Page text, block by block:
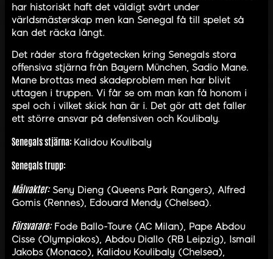
har historiskt haft det väldigt svårt under
världsmästerskap men kan Senegal få till spelet så
kan det räcka långt.
Det råder stora frågetecken kring Senegals stora
offensiva stjärna från Bayern München, Sadio Mane.
Mane brottas med skadeproblem men har blivit
uttagen i truppen. Vi får se om man kan få honom i
spel och i vilket skick han är i. Det gör att det faller
ett större ansvar på defensiven och Koulibaly.
Senegals stjärna: Kalidou Koulibaly
Senegals trupp:
Målvakter:Seny Dieng (Queens Park Rangers), Alfred
Gomis (Rennes), Edouard Mendy (Chelsea).
Försvarare:Fode Ballo-Toure (AC Milan), Pape Abdou
Cisse (Olympiakos), Abdou Diallo (RB Leipzig), Ismail
Jakobs (Monaco), Kalidou Koulibaly (Chelsea),